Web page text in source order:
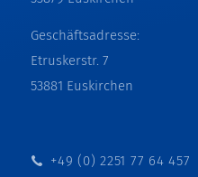
Geschäftsadresse:
Etruskerstr. 7
53881 Euskirchen
+49 (0) 2251 77 64 457